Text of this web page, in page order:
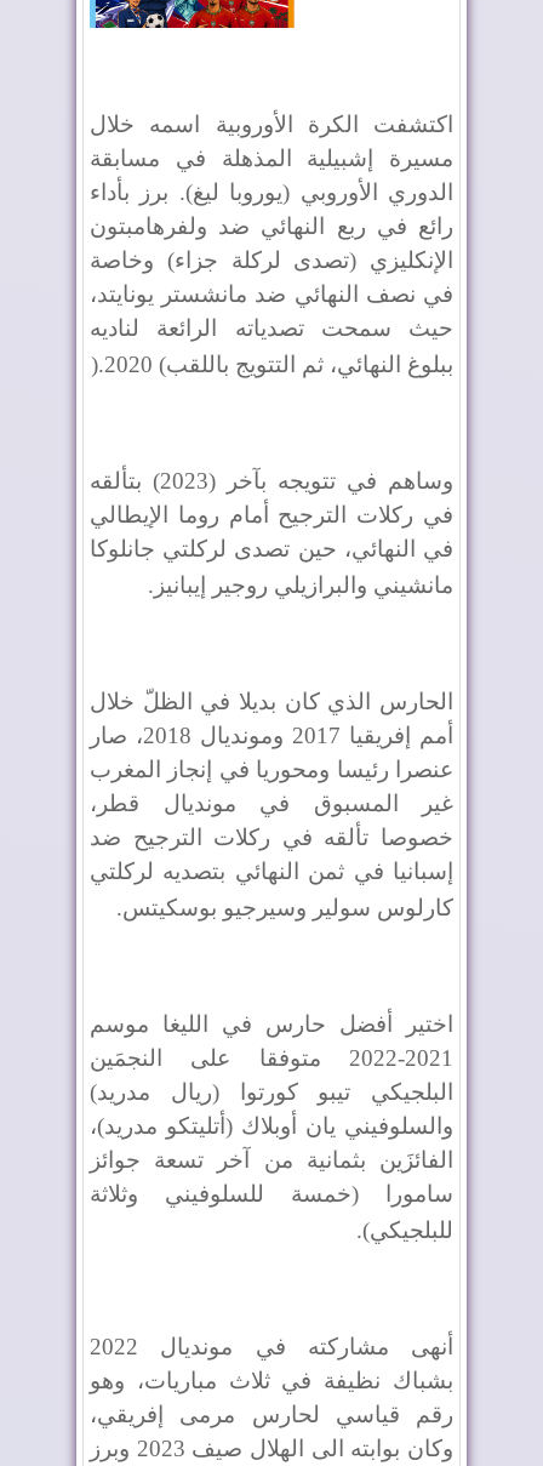
اكتشفت الكرة الأوروبية اسمه خلال
مسيرة إشبيلية المذهلة في مسابقة
الدوري الأوروبي (يوروبا ليغ). برز بأداء
رائع في ربع النهائي ضد ولفرهامبتون
الإنكليزي (تصدى لركلة جزاء) وخاصة
في نصف النهائي ضد مانشستر يونايتد،
حيث سمحت تصدياته الرائعة لناديه
ببلوغ النهائي، ثم التتويج باللقب(
2020
).
وساهم في تتويجه بآخر (2023) بتألقه
في ركلات الترجيح أمام روما الإيطالي
في النهائي، حين تصدى لركلتي جانلوكا
مانشيني والبرازيلي روجير إيبانيز .
الحارس الذي كان بديلا في الظلّ خلال
أمم إفريقيا 2017 ومونديال 2018، صار
عنصرا رئيسا ومحوريا في إنجاز المغرب
غير المسبوق في مونديال قطر،
خصوصا تألقه في ركلات الترجيح ضد
إسبانيا في ثمن النهائي بتصديه لركلتي
كارلوس سولير وسيرجيو بوسكيتس.
اختير أفضل حارس في الليغا موسم
2021-2022 متوفقا على النجمَين
البلجيكي تيبو كورتوا (ريال مدريد)
والسلوفيني يان أوبلاك (أتليتكو مدريد)،
الفائزَين بثمانية من آخر تسعة جوائز
سامورا (خمسة للسلوفيني وثلاثة
للبلجيكي).
أنهى مشاركته في مونديال 2022
بشباك نظيفة في ثلاث مباريات، وهو
رقم قياسي لحارس مرمى إفريقي،
وكان بوابته الى الهلال صيف 2023 وبرز